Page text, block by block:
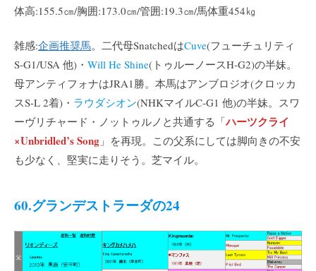
体高:155.5㎝/胸囲:173.0㎝/管囲:19.3㎝/馬体重454㎏
雑感:企画推奨馬。二代母SnatchedはCuve(フューチュリティ
S-G1/USA 他)・ Will He Shine(トゥルーノースH-G2)の半妹。
母アンティフォナはJRA1勝。本馬はアンブロジオ(クロッカ
スS-L 2着)・ ラウダシオン(NHKマイルC-G1 他)の半妹。スワ
ーヴリチャード・ノットゥルノと共通する「ハーツクライ
×Unbridled’s Song 」を再現。この父系にしては脚向きの不安
も少なく、堅実に走りそう。芝マイル。
60.グランデストラーダの24